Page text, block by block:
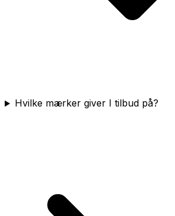
Hvilke mærker giver I tilbud på?